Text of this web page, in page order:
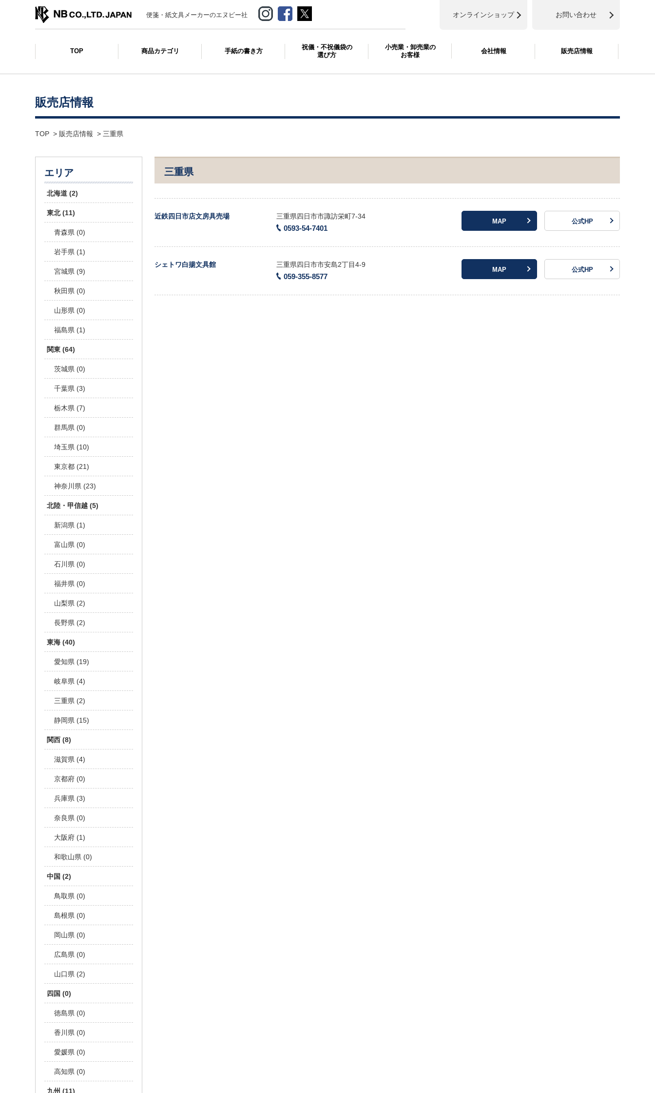
便箋・紙文具メーカーのエヌビー社 お問い合わせ
オンラインショップ
TOP 商品カテゴリ 手紙の書き方
祝儀・不祝儀袋の
選び方
小売業・卸売業の
お客様
会社情報 販売店情報
販売店情報
TOP > 販売店情報 > 三重県
三重県
近鉄四日市店文房具売場 三重県四日市市諏訪栄町7-34
0593-54-7401
MAP 公式HP
シェトワ白揚文具館 三重県四日市市安島2丁目4-9
059-355-8577
MAP 公式HP
エリア
北海道 (2)
東北 (11)
青森県 (0)
岩手県 (1)
宮城県 (9)
秋田県 (0)
山形県 (0)
福島県 (1)
関東 (64)
茨城県 (0)
千葉県 (3)
栃木県 (7)
群馬県 (0)
埼玉県 (10)
東京都 (21)
神奈川県 (23)
北陸・甲信越 (5)
新潟県 (1)
富山県 (0)
石川県 (0)
福井県 (0)
山梨県 (2)
長野県 (2)
東海 (40)
愛知県 (19)
岐阜県 (4)
三重県 (2)
静岡県 (15)
関西 (8)
滋賀県 (4)
京都府 (0)
兵庫県 (3)
奈良県 (0)
大阪府 (1)
和歌山県 (0)
中国 (2)
鳥取県 (0)
島根県 (0)
岡山県 (0)
広島県 (0)
山口県 (2)
四国 (0)
徳島県 (0)
香川県 (0)
愛媛県 (0)
高知県 (0)
九州 (11)